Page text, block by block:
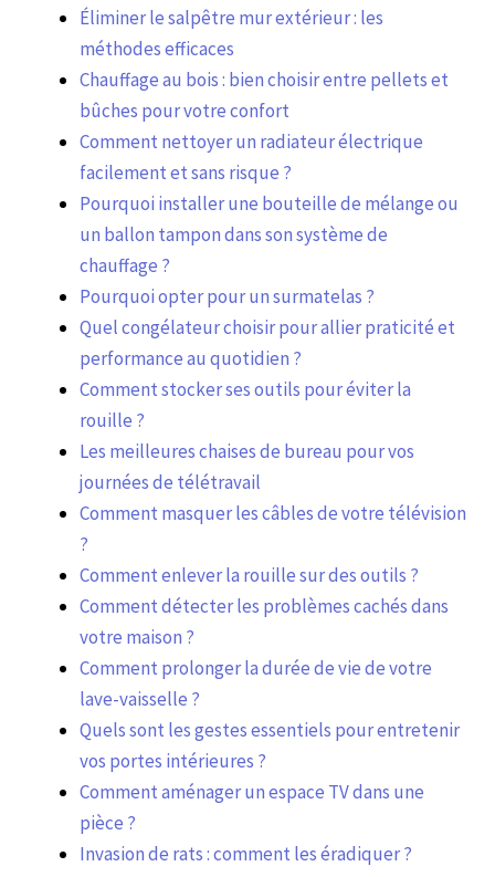
Éliminer le salpêtre mur extérieur : les
méthodes efficaces
Chauffage au bois : bien choisir entre pellets et
bûches pour votre confort
Comment nettoyer un radiateur électrique
facilement et sans risque ?
Pourquoi installer une bouteille de mélange ou
un ballon tampon dans son système de
chauffage ?
Pourquoi opter pour un surmatelas ?
Quel congélateur choisir pour allier praticité et
performance au quotidien ?
Comment stocker ses outils pour éviter la
rouille ?
Les meilleures chaises de bureau pour vos
journées de télétravail
Comment masquer les câbles de votre télévision
?
Comment enlever la rouille sur des outils ?
Comment détecter les problèmes cachés dans
votre maison ?
Comment prolonger la durée de vie de votre
lave-vaisselle ?
Quels sont les gestes essentiels pour entretenir
vos portes intérieures ?
Comment aménager un espace TV dans une
pièce ?
Invasion de rats : comment les éradiquer ?